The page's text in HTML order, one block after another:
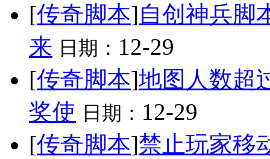
[传奇脚本]自创神兵脚
来 日期： 12-29
[传奇脚本]地图人数超
奖使 日期： 12-29
[传奇脚本]禁止玩家移